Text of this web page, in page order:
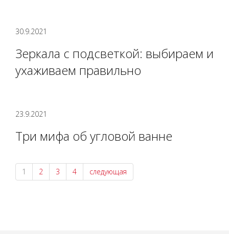
30.9.2021
Зеркала с подсветкой: выбираем и
ухаживаем правильно
23.9.2021
Три мифа об угловой ванне
1 2 3 4 следующая